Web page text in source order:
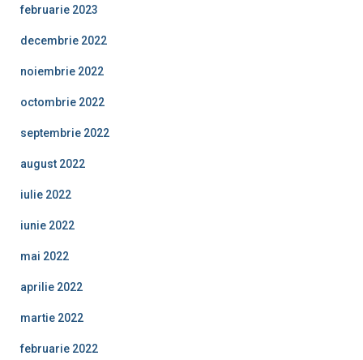
februarie 2023
decembrie 2022
noiembrie 2022
octombrie 2022
septembrie 2022
august 2022
iulie 2022
iunie 2022
mai 2022
aprilie 2022
martie 2022
februarie 2022